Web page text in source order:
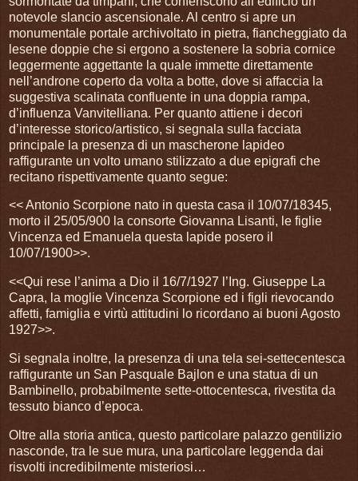
notevole slancio ascensionale. Al centro si apre un
monumentale portale archivoltato in pietra, fiancheggiato da
lesene doppie che si ergono a sostenere la sobria cornice
leggermente aggettante la quale immette direttamente
nell’androne coperto da volta a botte, dove si affaccia la
suggestiva scalinata confluente in una doppia rampa,
d’influenza Vanvitelliana. Per quanto attiene i decori
d’interesse storico/artistico, si segnala sulla facciata
principale la presenza di un mascherone lapideo
raffigurante un volto umano stilizzato a due epigrafi che
recitano rispettivamente quanto segue:
<< Antonio Scorpione nato in questa casa il 10/07/18345,
morto il 25/05/900 la consorte Giovanna Lisanti, le figlie
Vincenza ed Emanuela questa lapide posero il
10/07/1900>>.
<<Qui rese l’anima a Dio il 16/7/1927 l’Ing. Giuseppe La
Capra, la moglie Vincenza Scorpione ed i figli rievocando
affetti, famiglia e virtù attitudini lo ricordano ai buoni Agosto
1927>>.
Si segnala inoltre, la presenza di una tela sei-settecentesca
raffigurante un San Pasquale Bajlon e una statua di un
Bambinello, probabilmente sette-ottocentesca, rivestita da
tessuto bianco d’epoca.
Oltre alla storia antica, questo particolare palazzo gentilizio
nasconde, tra le sue mura, una particolare leggenda dai
risvolti incredibilmente misteriosi…